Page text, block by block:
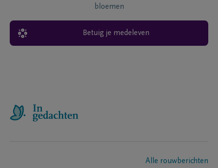
bloemen
Betuig je medeleven
Alle rouwberichten